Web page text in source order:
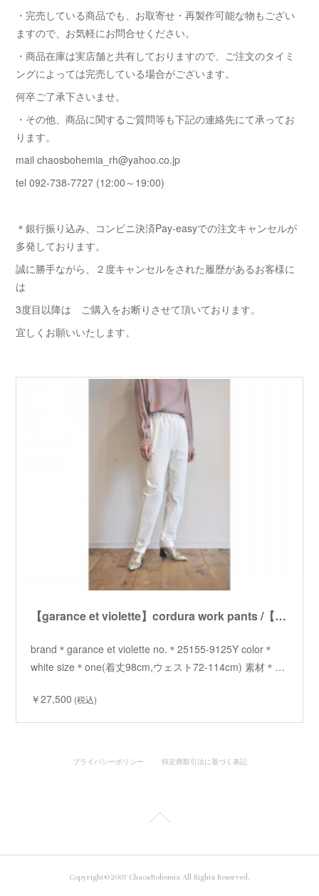
・完売している商品でも、お取寄せ・再製作可能な物もござい
ますので、お気軽にお問合せください。
・商品在庫は実店舗と共有しておりますので、ご注文のタイミ
ングによっては完売している場合がございます。
何卒ご了承下さいませ。
・その他、商品に関するご質問等も下記の連絡先にて承ってお
ります。
mail chaosbohemia_rh@yahoo.co.jp
tel 092-738-7727 (12:00～19:00)
＊銀行振り込み、コンビニ決済Pay-easyでの注文キャンセルが
多発しております。
誠に勝手ながら、２度キャンセルをされた履歴があるお客様に
は
3度目以降は ご購入をお断りさせて頂いております。
宜しくお願いいたします。
【garance et violette】cordura work pants /【ギャランスエトヴィオレット】コーデュラワークパンツ
brand＊garance et violette no.＊25155-9125Y color＊
white size＊one(着丈98cm,ウェスト72-114cm) 素材＊…
￥27,500 (税込)
プライバシーポリシー 特定商取引法に基づく表記
Copyright©2007 ChaosBohemia All Rights Reserved.